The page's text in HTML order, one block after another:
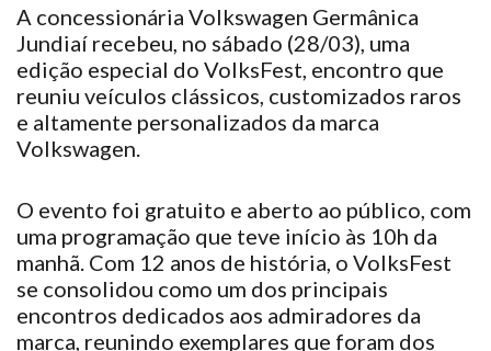
A concessionária Volkswagen Germânica
Jundiaí recebeu , no sábado (28/03), uma
edição especial do VolksFest, encontro que
reuniu veículos clássicos, customizados raros
e altamente personalizados da marca
Volkswagen.
O evento foi gratuito e aberto ao público, com
uma programação que teve início às 10h da
manhã. Com 12 anos de história, o VolksFest
se consolidou como um dos principais
encontros dedicados aos admiradores da
marca, reunindo exemplares que foram dos